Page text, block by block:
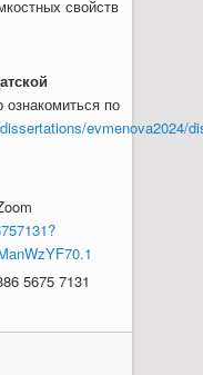
свойств
по
evmenova2024/
5675 7131